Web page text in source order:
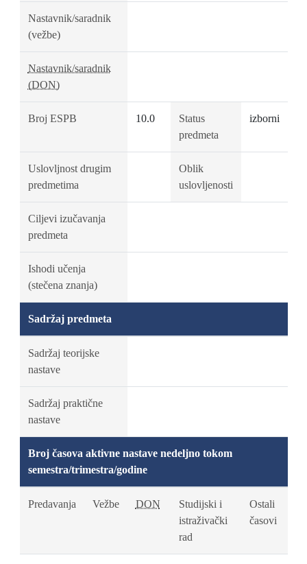
Nastavnik/saradnik
(vežbe)
Nastavnik/saradnik
(DON)
Broj ESPB 10.0
Status
predmeta
izborni
Uslovljnost drugim
predmetima
Oblik
uslovljenosti
Ciljevi izučavanja
predmeta
Ishodi učenja
(stečena znanja)
Sadržaj predmeta
Sadržaj teorijske
nastave
Sadržaj praktične
nastave
Broj časova aktivne nastave nedeljno tokom
semestra/trimestra/godine
Predavanja Vežbe DON
Studijski i
istraživački
rad
Ostali
časovi